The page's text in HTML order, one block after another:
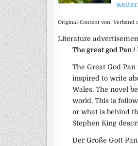
Original-Content von: Verband
Literature
The great god Pan
The Great God
inspired to write
Wales. The novel
world. This is
or what is behind
Stephen King
Der Große Gott